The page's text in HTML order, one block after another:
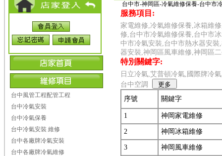
台中風管工程配管工程
台中冷氣安裝
台中冷氣保養
台中冷氣安裝 維修
台中各廠牌冷氣安裝
台中各廠牌冷氣維修
台中市-神岡區-冷氣維修保養-台中市
服務項目:
家電維修,冷氣維修保養,冰箱維
修,台中市冷氣維修保養,台中市
中市冷氣安裝,台中市熱水器安
器安裝,神岡區風車維修,神岡區
特別關鍵字:
日立冷氣,艾普頓冷氣,國際牌冷
台中空調
序號
關鍵字
1 神岡家電維修
2 神岡冰箱維修
3 神岡風車維修